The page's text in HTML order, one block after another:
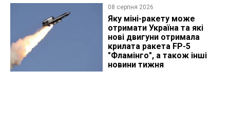
08 серпня 2026
Яку міні-ракету може
отримати Україна та які
нові двигуни отримала
крилата ракета FP-5
"Фламінго", а також інші
новини тижня